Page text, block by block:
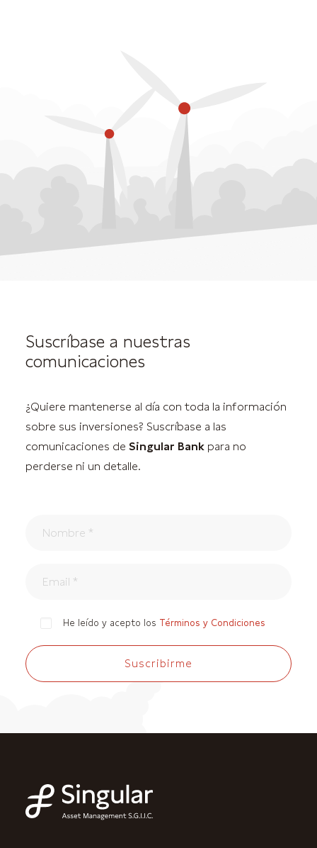
Suscríbase a nuestras
comunicaciones
¿Quiere mantenerse al día con toda la información
sobre sus inversiones? Suscríbase a las
comunicaciones de Singular Bank para no
perderse ni un detalle.
He leído y acepto los Términos y Condiciones